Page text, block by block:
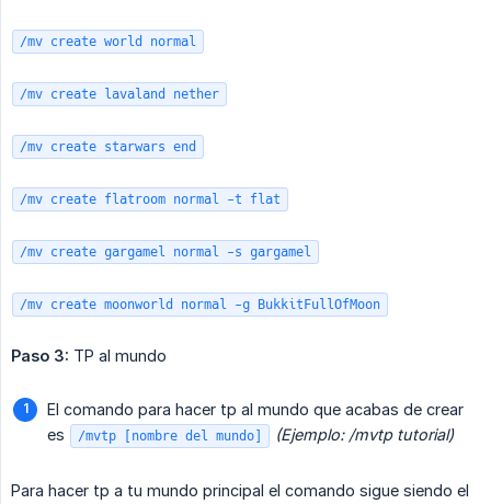
/mv create world normal
/mv create lavaland nether
/mv create starwars end
/mv create flatroom normal -t flat
/mv create gargamel normal -s gargamel
/mv create moonworld normal -g BukkitFullOfMoon
Paso 3: TP al mundo
El comando para hacer tp al mundo que acabas de crear
es
/mvtp [nombre del mundo] (Ejemplo: /mvtp tutorial)
Para hacer tp a tu mundo principal el comando sigue siendo el